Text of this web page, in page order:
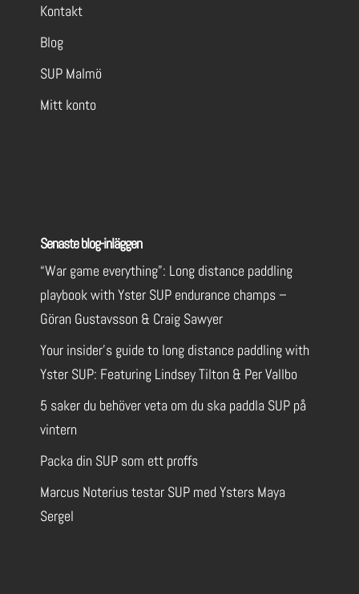
Kontakt
Blog
SUP Malmö
Mitt konto
Senaste blog-inläggen
“War game everything”: Long distance paddling
playbook with Yster SUP endurance champs –
Göran Gustavsson & Craig Sawyer
Your insider’s guide to long distance paddling with
Yster SUP: Featuring Lindsey Tilton & Per Vallbo
5 saker du behöver veta om du ska paddla SUP på
vintern
Packa din SUP som ett proffs
Marcus Noterius testar SUP med Ysters Maya
Sergel